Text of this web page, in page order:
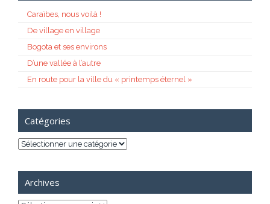
Caraïbes, nous voilà !
De village en village
Bogota et ses environs
D’une vallée à l’autre
En route pour la ville du « printemps éternel »
Catégories
Catégories
Archives